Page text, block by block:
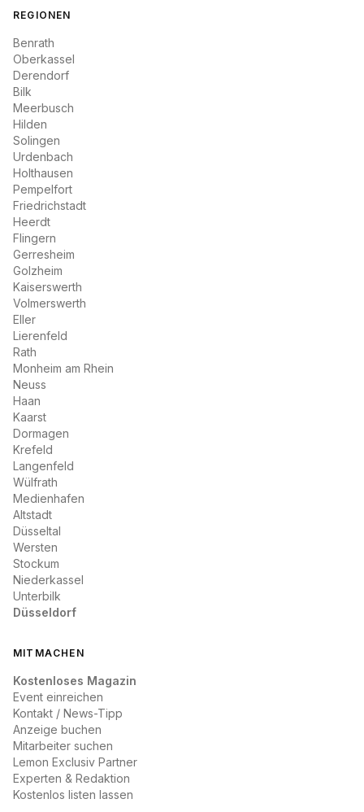
REGIONEN
Benrath
Oberkassel
Derendorf
Bilk
Meerbusch
Hilden
Solingen
Urdenbach
Holthausen
Pempelfort
Friedrichstadt
Heerdt
Flingern
Gerresheim
Golzheim
Kaiserswerth
Volmerswerth
Eller
Lierenfeld
Rath
Monheim am Rhein
Neuss
Haan
Kaarst
Dormagen
Krefeld
Langenfeld
Wülfrath
Medienhafen
Altstadt
Düsseltal
Wersten
Stockum
Niederkassel
Unterbilk
Düsseldorf
MITMACHEN
Kostenloses Magazin
Event einreichen
Kontakt / News-Tipp
Anzeige buchen
Mitarbeiter suchen
Lemon Exclusiv Partner
Experten & Redaktion
Kostenlos listen lassen